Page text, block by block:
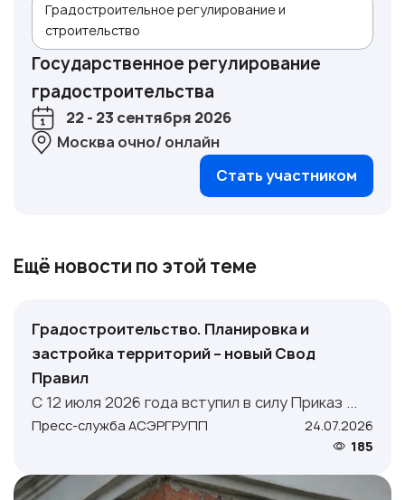
Градостроительное регулирование и
строительство
Государственное регулирование
градостроительства
22 - 23 сентября 2026
Москва очно/ онлайн
Стать участником
Ещё новости по этой теме
Градостроительство. Планировка и
застройка территорий – новый Свод
Правил
С 12 июля 2026 года вступил в силу Приказ ...
Пресс-служба АСЭРГРУПП
24.07.2026
185